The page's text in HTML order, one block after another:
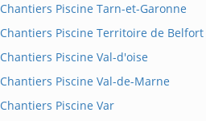
Chantiers Piscine Tarn-et-Garonne
Chantiers Piscine Territoire de Belfort
Chantiers Piscine Val-d'oise
Chantiers Piscine Val-de-Marne
Chantiers Piscine Var